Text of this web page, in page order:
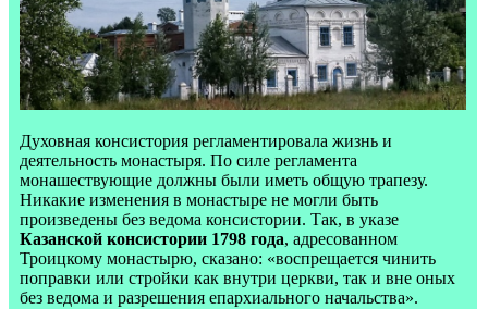
Духовная консистория регламентировала жизнь и
деятельность монастыря. По силе регламента
монашествующие должны были иметь общую трапезу.
Никакие изменения в монастыре не могли быть
произведены без ведома консистории. Так, в указе
Казанской консистории 1798 года, адресованном
Троицкому монастырю, сказано: «воспрещается чинить
поправки или стройки как внутри церкви, так и вне оных
без ведома и разрешения епархиального начальства».